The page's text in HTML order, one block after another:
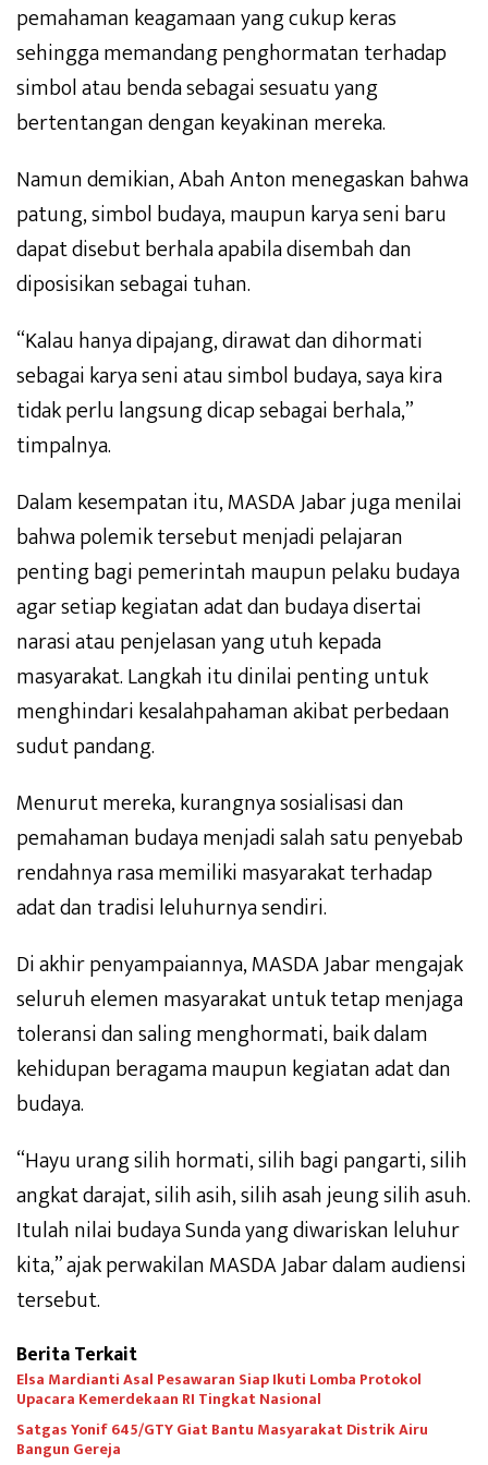
pemahaman keagamaan yang cukup keras
sehingga memandang penghormatan terhadap
simbol atau benda sebagai sesuatu yang
bertentangan dengan keyakinan mereka.
Namun demikian, Abah Anton menegaskan bahwa
patung, simbol budaya, maupun karya seni baru
dapat disebut berhala apabila disembah dan
diposisikan sebagai tuhan.
“Kalau hanya dipajang, dirawat dan dihormati
sebagai karya seni atau simbol budaya, saya kira
tidak perlu langsung dicap sebagai berhala,”
timpalnya.
Dalam kesempatan itu, MASDA Jabar juga menilai
bahwa polemik tersebut menjadi pelajaran
penting bagi pemerintah maupun pelaku budaya
agar setiap kegiatan adat dan budaya disertai
narasi atau penjelasan yang utuh kepada
masyarakat. Langkah itu dinilai penting untuk
menghindari kesalahpahaman akibat perbedaan
sudut pandang.
Menurut mereka, kurangnya sosialisasi dan
pemahaman budaya menjadi salah satu penyebab
rendahnya rasa memiliki masyarakat terhadap
adat dan tradisi leluhurnya sendiri.
Di akhir penyampaiannya, MASDA Jabar mengajak
seluruh elemen masyarakat untuk tetap menjaga
toleransi dan saling menghormati, baik dalam
kehidupan beragama maupun kegiatan adat dan
budaya.
“Hayu urang silih hormati, silih bagi pangarti, silih
angkat darajat, silih asih, silih asah jeung silih asuh.
Itulah nilai budaya Sunda yang diwariskan leluhur
kita,” ajak perwakilan MASDA Jabar dalam audiensi
tersebut.
Berita Terkait
Elsa Mardianti Asal Pesawaran Siap Ikuti Lomba Protokol
Upacara Kemerdekaan RI Tingkat Nasional
Satgas Yonif 645/GTY Giat Bantu Masyarakat Distrik Airu
Bangun Gereja ‎